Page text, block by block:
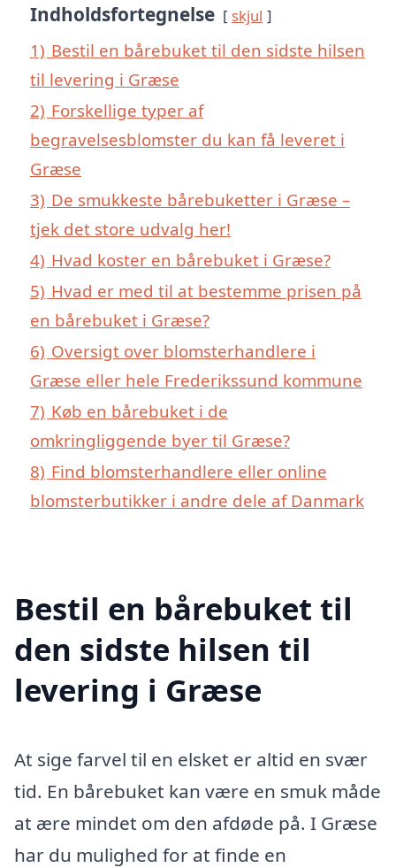
Indholdsfortegnelse skjul
1) Bestil en bårebuket til den sidste hilsen
til levering i Græse
2) Forskellige typer af
begravelsesblomster du kan få leveret i
Græse
3) De smukkeste bårebuketter i Græse –
tjek det store udvalg her!
4) Hvad koster en bårebuket i Græse?
5) Hvad er med til at bestemme prisen på
en bårebuket i Græse?
6) Oversigt over blomsterhandlere i
Græse eller hele Frederikssund kommune
7) Køb en bårebuket i de
omkringliggende byer til Græse?
8) Find blomsterhandlere eller online
blomsterbutikker i andre dele af Danmark
Bestil en bårebuket til
den sidste hilsen til
levering i Græse
At sige farvel til en elsket er altid en svær
tid. En bårebuket kan være en smuk måde
at ære mindet om den afdøde på. I Græse
har du mulighed for at finde en